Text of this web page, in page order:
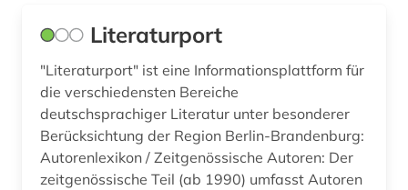
grafik (2)
graphik (1)
graz (1)
grossbetrieb (1)
großbetrieb (1)
Literaturport
"Literaturport" ist eine Informationsplattform für
die verschiedensten Bereiche
deutschsprachiger Literatur unter besonderer
Berücksichtung der Region Berlin-Brandenburg:
Autorenlexikon / Zeitgenössische Autoren: Der
zeitgenössische Teil (ab 1990) umfasst Autoren